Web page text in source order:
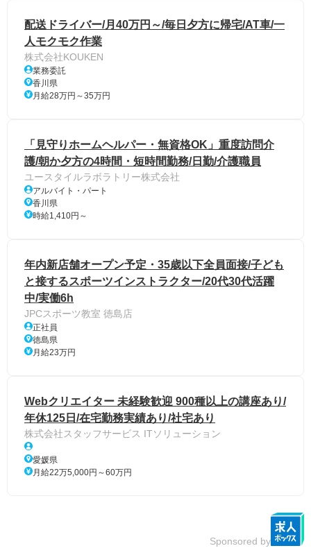
配送ドライバー/月40万円～/毎日夕方に帰宅/AT車/一
人モクモク作業
株式会社KOUKEN
業務委託
香川県
月給28万円～35万円
「見守りホームヘルパー・無資格OK」重度訪問介
護/朝か夕方の4時間・短時間勤務/日勤/介護職員
ユースタイルラボラトリー株式会社
アルバイト・パート
香川県
時給1,410円～
年内新店舗オープン予定・35歳以下全員面接/子ども
と接するスポーツインストラクター/20代30代活躍
中/実働6h
JPCスポーツ教室 徳島店
正社員
徳島県
月給23万円
Webクリエイター 未経験歓迎 900種以上の講座あり/
年休125日/在宅勤務実績あり/社宅あり
株式会社スタッフサービス ITソリューション
愛媛県
月給22万5,000円～60万円
Sponsored by